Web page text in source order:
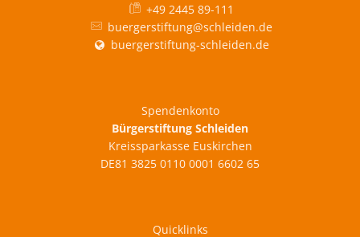
+49 2445 89-111
buergerstiftung@schleiden.de
buergerstiftung-schleiden.de
Spendenkonto
Bürgerstiftung Schleiden
Kreissparkasse Euskirchen
DE81 3825 0110 0001 6602 65
Quicklinks